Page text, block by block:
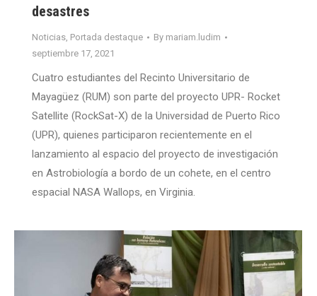
desastres
Noticias, Portada destaque By mariam.ludim
septiembre 17, 2021
Cuatro estudiantes del Recinto Universitario de
Mayagüez (RUM) son parte del proyecto UPR- Rocket
Satellite (RockSat-X) de la Universidad de Puerto Rico
(UPR), quienes participaron recientemente en el
lanzamiento al espacio del proyecto de investigación
en Astrobiología a bordo de un cohete, en el centro
espacial NASA Wallops, en Virginia.